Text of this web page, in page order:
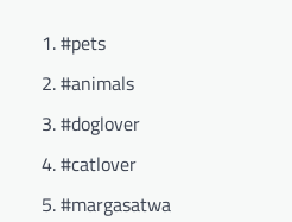
#pets
#animals
#doglover
#catlover
#margasatwa